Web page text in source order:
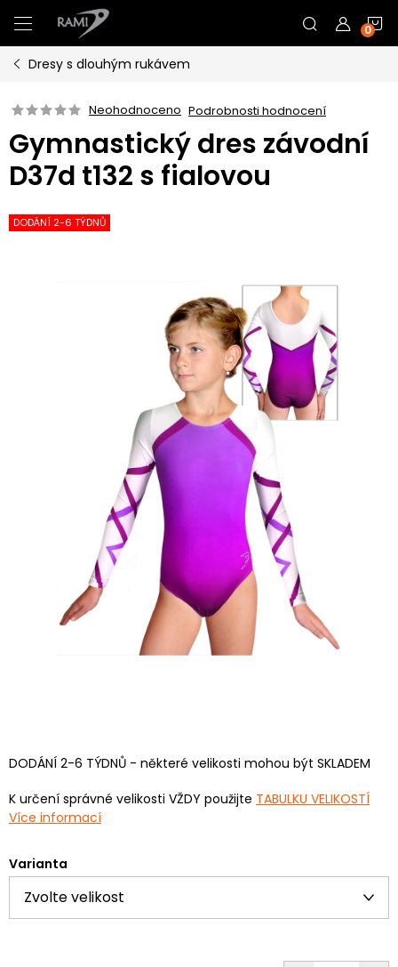
na
obsah
Dresy s dlouhým rukávem
Neohodnoceno Podrobnosti hodnocení
Gymnastický dres závodní
D37d t132 s fialovou
DODÁNÍ 2-6 TÝDNŮ
DODÁNÍ 2-6 TÝDNŮ - některé velikosti mohou být SKLADEM
K určení správné velikosti VŽDY použijte TABULKU VELIKOSTÍ
Více informací
Varianta